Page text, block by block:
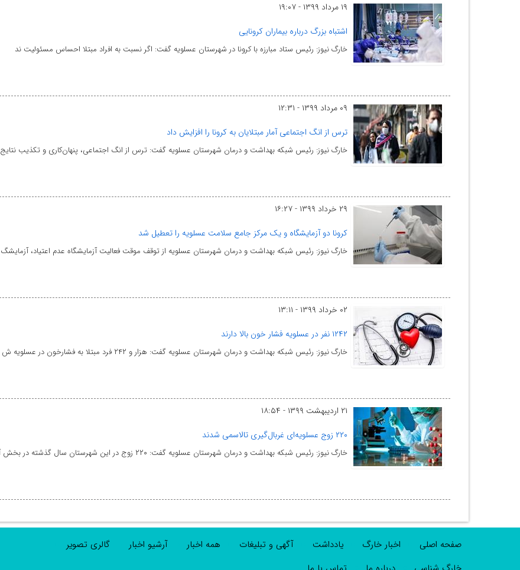
۱۹ مرداد ۱۳۹۹ - ۱۹:۰۷
اشتباه بزرگ درباره بیماران کرونایی
خارگ نیوز: رئیس ستاد مبارزه با کرونا در شهرستان عسلویه گفت: اگر نسبت به افراد مبتلا احساس مسئولیت ند
۰۹ مرداد ۱۳۹۹ - ۱۲:۳۱
ترس از انگ اجتماعی آمار مبتلایان به کرونا را افزایش داد
خارگ نیوز: رئیس شبکه بهداشت و درمان شهرستان عسلویه گفت: ترس از انگ اجتماعی، پنهان‌کاری و تکذیب نتایج
۲۹ خرداد ۱۳۹۹ - ۱۶:۲۷
کرونا دو آزمایشگاه و یک مرکز جامع سلامت عسلویه را تعطیل شد
خارگ نیوز: رئیس شبکه بهداشت و درمان شهرستان عسلویه از توقف موقت فعالیت آزمایشگاه عدم اعتیاد، آزمایشگ
۰۲ خرداد ۱۳۹۹ - ۱۳:۱۱
۱۲۴۲ نفر در عسلویه فشار خون بالا دارند
خارگ نیوز: رئیس شبکه بهداشت و درمان شهرستان عسلویه گفت: هزار و ۲۴۲ فرد مبتلا به فشارخون در عسلویه ش
۲۱ اردیبهشت ۱۳۹۹ - ۱۸:۵۴
۲۲۰ زوج عسلویه‌ای غربال‌گیری تالاسمی شدند
خارگ نیوز: رئیس شبکه بهداشت و درمان شهرستان عسلویه گفت: ۲۲۰ زوج در این شهرستان سال گذشته در بخش آزما
صفحه اصلی اخبار خارگ یادداشت آگهی و تبلیغات همه اخبار آرشیو اخبار
گالری تصویر